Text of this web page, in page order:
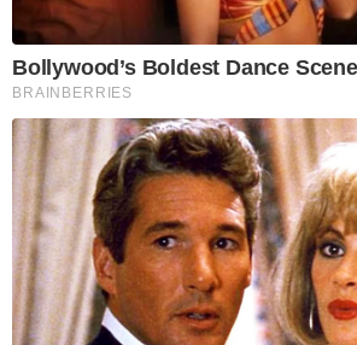
Bollywood’s Boldest Dance
BRAINBERRIES